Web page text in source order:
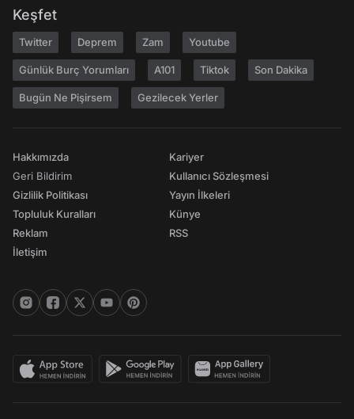
Keşfet
Twitter Deprem Zam Youtube
Günlük Burç Yorumları A101 Tiktok Son Dakika
Bugün Ne Pişirsem Gezilecek Yerler
Hakkımızda
Geri Bildirim
Gizlilik Politikası
Topluluk Kuralları
Reklam
İletişim
Kariyer
Kullanıcı Sözleşmesi
Yayın İlkeleri
Künye
RSS